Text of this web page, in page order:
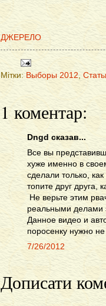
ДЖЕРЕЛО
Мітки: Выборы 2012,
1 коментар:
Dngd сказав...
Все вы
хуже именно в
сделали только,
топите друг друга,
Не верьте этим
реальными делами
Данное видео и
поросенку нужно
7/26/2012
Дописати